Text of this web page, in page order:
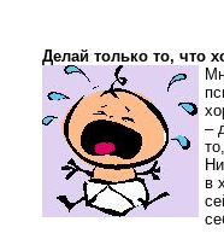
Делай только то, что
–
в